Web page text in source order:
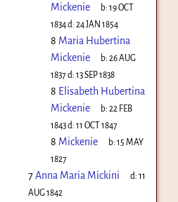
Mickenie
b:19 OCT
1834d: 24 JAN 1854
8 Maria Hubertina
Mickenie
b:26 AUG
1837d: 13 SEP 1838
8 Elisabeth Hubertina
Mickenie
b:22 FEB
1843d: 11 OCT 1847
8 Mickenie b:15 MAY
1827
7Anna Maria Mickini d:11
AUG 1842